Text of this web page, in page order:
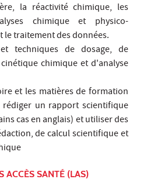
la réactivité chimique, les
chimique et physico-
traitement des données.
techniques de dosage, de
chimique et d'analyse
et les matières de formation
un rapport scientifique
cas en anglais) et utiliser des
de calcul scientifique et
ACCÈS SANTÉ (LAS)